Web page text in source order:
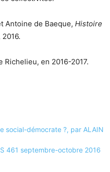
Antoine de Baeque, Histoire
Richelieu, en 2016-2017.
social-démocrate ?, par ALAIN
461 septembre-octobre 2016